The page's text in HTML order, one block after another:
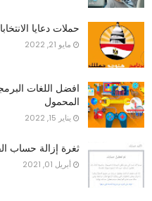
حملات دعايا
مايو 21, 2022
افضل اللغات
المحمول
يناير 15, 2022
ثغرة إزالة حساب
أبريل 01, 2021